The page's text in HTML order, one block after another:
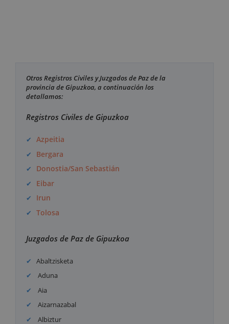
Otros Registros Civiles y Juzgados de Paz de la
provincia de Gipuzkoa, a continuación los
detallamos:
Registros Civiles de Gipuzkoa
Azpeitia
Bergara
Donostia/San Sebastián
Eibar
Irun
Tolosa
Juzgados de Paz de Gipuzkoa
Abaltzisketa
Aduna
Aia
Aizarnazabal
Albiztur